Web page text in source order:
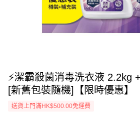
⚡潔霸殺菌消毒洗衣液 2.2kg
[新舊包裝隨機]【限時優惠】
送貨上門滿HK$500.00免運費